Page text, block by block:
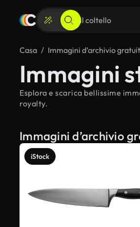
Casa Immagini d’archivio
Immagini
Esplora e scarica bellissime
royalty.
Immagini d’archivio
iStock